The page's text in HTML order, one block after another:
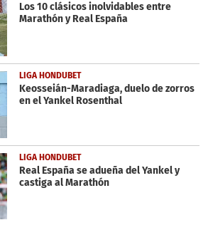
Los 10 clásicos inolvidables entre
Marathón y Real España
LIGA HONDUBET
Keosseián-Maradiaga, duelo de zorros
en el Yankel Rosenthal
LIGA HONDUBET
Real España se adueña del Yankel y
castiga al Marathón